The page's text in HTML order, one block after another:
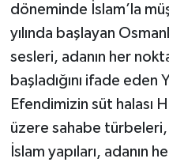
döneminde İslam’la
yılında başlayan
sesleri, adanın her
başladığını ifade eden
Efendimizin süt halası
üzere sahabe
İslam yapıları, adanın